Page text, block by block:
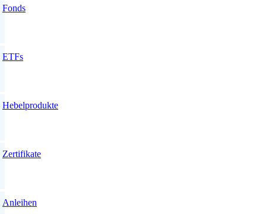
Fonds
ETFs
Hebelprodukte
Zertifikate
Anleihen